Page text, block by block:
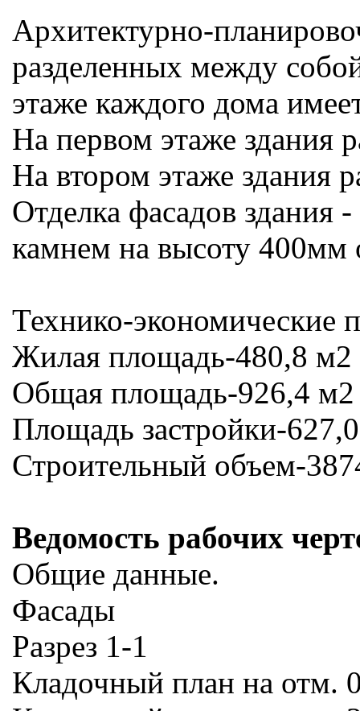
Архитектурно-
разделенных между
этаже каждого дома
На первом этаже здания
На втором этаже здания
Отделка фасадов здания
камнем на высоту 400мм
Технико-экономические
Жилая площадь-480,8 м2
Общая площадь-926,4 м2
Площадь застройки-
Строительный объем-
Ведомость рабочих
Общие данные.
Фасады
Разрез 1-1
Кладочный план на отм.